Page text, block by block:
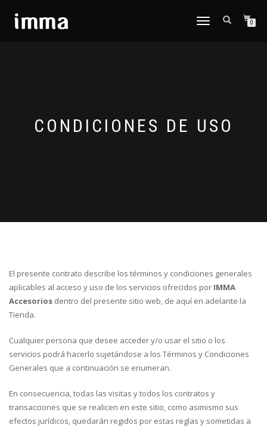
CAMBIAR
0
CONDICIONES DE USO
El presente contrato describe los términos y condiciones generales
aplicables al acceso y uso de los servicios ofrecidos por IMMA
Accesorios dentro del presente sitio web, de aquí en adelante la
Tienda.
Cualquier persona que desee acceder y/o usar el sitio o los
servicios podrá hacerlo sujetándose a los Términos y Condiciones
Generales que a continuación se enumeran.
En consecuencia, todas las visitas y todos los contratos y
transacciones que se realicen en este sitio, como asimismo sus
efectos jurídicos, quedarán regidos por estas reglas y sometidas a